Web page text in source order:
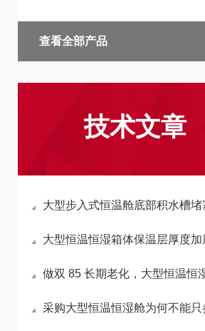
查看全部产品
技术文章
大型步入式恒温舱底部积水槽堵塞，会反向拉高箱内湿
大型恒温恒湿箱体保温层厚度加厚，会延长升降温时
做双 85 长期老化，大型恒温恒湿箱加湿水箱材质怎么选不析出
采购大型恒温恒湿舱为何不能只参考小型箱温湿度精